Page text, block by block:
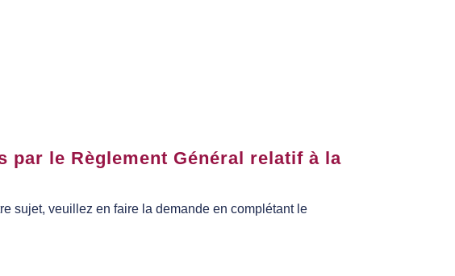
par le Règlement Général relatif à la
sujet, veuillez en faire la demande en complétant le